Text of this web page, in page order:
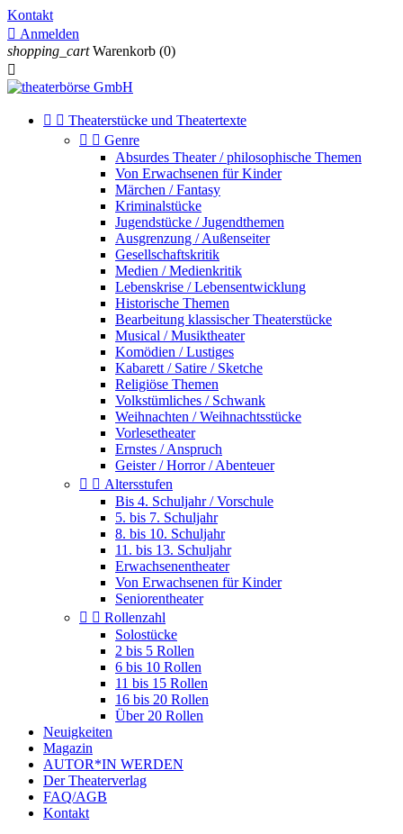
Kontakt
 Anmelden
shopping_cart Warenkorb (0)

  Theaterstücke und Theatertexte
  Genre
Absurdes Theater / philosophische Themen
Von Erwachsenen für Kinder
Märchen / Fantasy
Kriminalstücke
Jugendstücke / Jugendthemen
Ausgrenzung / Außenseiter
Gesellschaftskritik
Medien / Medienkritik
Lebenskrise / Lebensentwicklung
Historische Themen
Bearbeitung klassischer Theaterstücke
Musical / Musiktheater
Komödien / Lustiges
Kabarett / Satire / Sketche
Religiöse Themen
Volkstümliches / Schwank
Weihnachten / Weihnachtsstücke
Vorlesetheater
Ernstes / Anspruch
Geister / Horror / Abenteuer
  Altersstufen
Bis 4. Schuljahr / Vorschule
5. bis 7. Schuljahr
8. bis 10. Schuljahr
11. bis 13. Schuljahr
Erwachsenentheater
Von Erwachsenen für Kinder
Seniorentheater
  Rollenzahl
Solostücke
2 bis 5 Rollen
6 bis 10 Rollen
11 bis 15 Rollen
16 bis 20 Rollen
Über 20 Rollen
Neuigkeiten
Magazin
AUTOR*IN WERDEN
Der Theaterverlag
FAQ/AGB
Kontakt